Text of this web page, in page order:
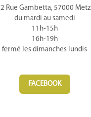
2 Rue Gambetta, 57000 Metz
du mardi au samedi
11h-15h
16h-19h
fermé les dimanches lundis
FACEBOOK